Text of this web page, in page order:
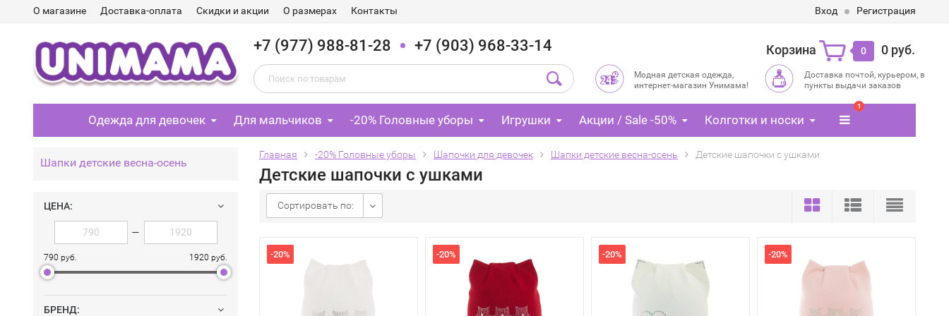
О магазине Доставка-оплата Скидки и акции О размерах Контакты Вход Регистрация
+7 (977) 988-81-28 +7 (903) 968-33-14 Корзина 0 0 руб.
Модная детская одежда,
интернет-магазин Унимама!
Доставка почтой, курьером, в
пункты выдачи заказов
Одежда для девочек Для мальчиков -20% Головные уборы Игрушки Акции / Sale -50% Колготки и носки
1
Шапки детские весна-осень
ЦЕНА:
—
790 руб. 1920 руб.
БРЕНД:
Главная -20% Головные уборы Шапочки для девочек Шапки детские весна-осень Детские шапочки с ушками
Детские шапочки с ушками
Сортировать по:
-20% -20% -20% -20%